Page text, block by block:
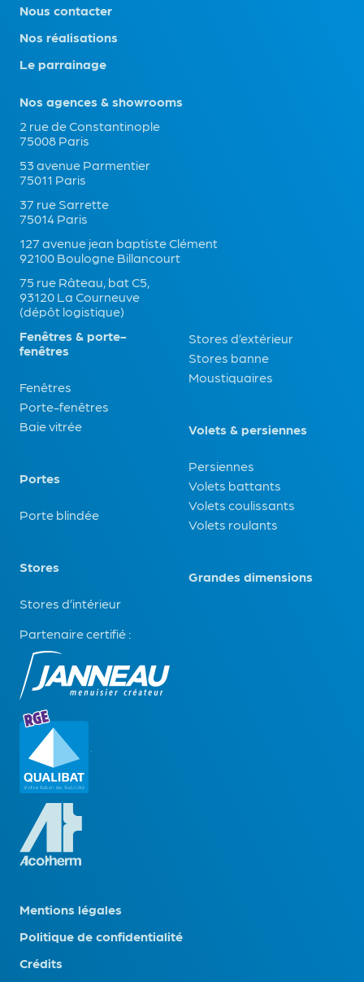
Nous contacter
Nos réalisations
Le parrainage
Nos agences & showrooms
2 rue de Constantinople
75008 Paris
53 avenue Parmentier
75011 Paris
37 rue Sarrette
75014 Paris
127 avenue jean baptiste Clément
92100 Boulogne Billancourt
75 rue Râteau, bat C5,
93120 La Courneuve
(dépôt logistique)
Fenêtres & porte-
fenêtres
Fenêtres
Porte-fenêtres
Baie vitrée
Portes
Porte blindée
Stores
Stores d’intérieur
Stores d’extérieur
Stores banne
Moustiquaires
Volets & persiennes
Persiennes
Volets battants
Volets coulissants
Volets roulants
Grandes dimensions
Partenaire certifié :
Mentions légales
Politique de confidentialité
Crédits